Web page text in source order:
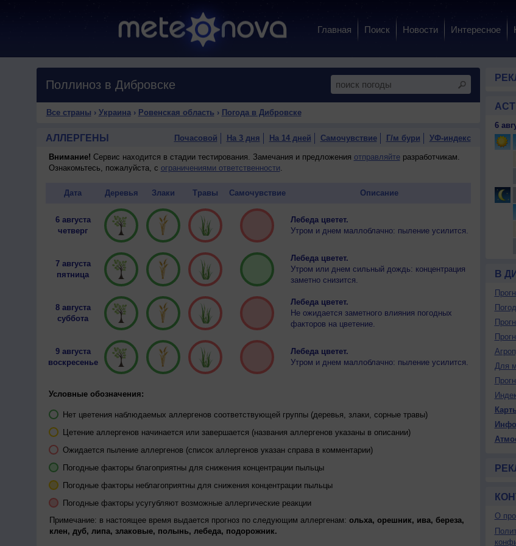
Главная Поиск Новости Интересное
Поллиноз в Дибровске
Все страны › Украина› Ровенская область › Погода в Дибровске
АЛЛЕРГЕНЫ Почасовой На 3 дня На 14 дней Самочувствие Г/м бури УФ-индекс
Внимание! Сервис находится в стадии тестирования. Замечания и предложения отправляйтеразработчикам.
Ознакомьтесь, пожалуйста, с ограничениями ответственности.
Дата Деревья Злаки Травы Самочувствие Описание
6 августа
четверг
Лебеда цветет.
Утром и днем маллоблачно: пыление усилится.
7 августа
пятница
Лебеда цветет.
Утром или днем сильный дождь: концентрация
заметно снизится.
8 августа
суббота
Лебеда цветет.
Не ожидается заметного влияния погодных
факторов на цветение.
9 августа
воскресенье
Лебеда цветет.
Утром и днем маллоблачно: пыление усилится.
Условные обозначения:
Нет цветения наблюдаемых аллергенов соответствующей группы (деревья, злаки, сорные травы)
Цетение аллергенов начинается или завершается (названия аллергенов указаны в описании)
Ожидается пыление аллергенов (список аллергенов указан справа в комментарии)
Погодные факторы благоприятны для снижения концентрации пыльцы
Погодные факторы неблагоприятны для снижения концентрации пыльцы
Погодные факторы усугубляют возможные аллергические реакции
Примечание: в настоящее время выдается прогноз по следующим аллергенам: ольха, орешник, ива, береза,
клен, дуб, липа, злаковые, полынь, лебеда, подорожник.
6
В
Для
О